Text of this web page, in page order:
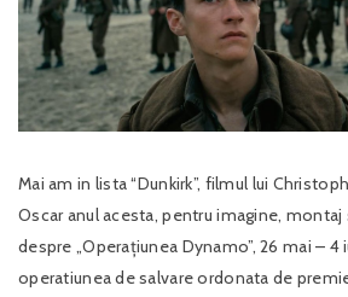
Mai am in lista “Dunkirk”, filmul lui
Oscar anul acesta, pentru imagine,
despre „Operațiunea Dynamo”, 26 mai – 4
operatiunea de salvare ordonata de